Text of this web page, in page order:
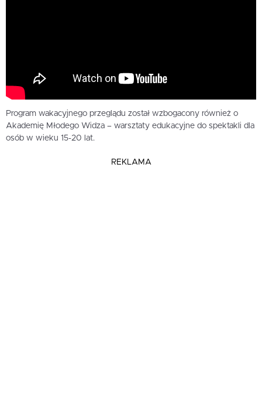
Program wakacyjnego przeglądu został wzbogacony również o
Akademię Młodego Widza – warsztaty edukacyjne do spektakli dla
osób w wieku 15-20 lat.
REKLAMA